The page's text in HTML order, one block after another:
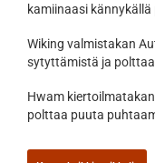
kamiinaasi
Wiking valmistakan
sytyttämistä ja
Hwam
polttaa puuta